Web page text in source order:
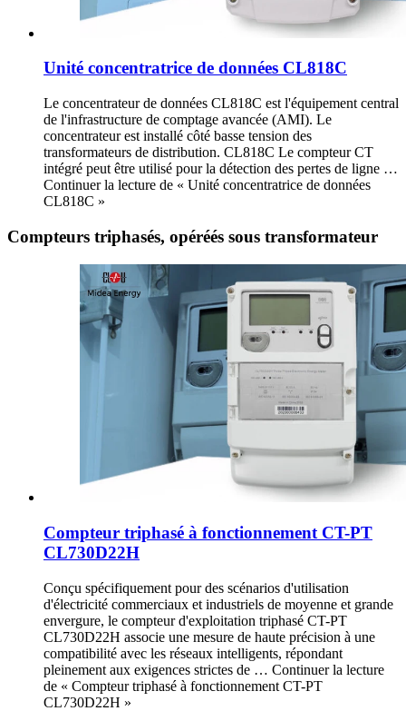
Unité concentratrice de données CL818C
Le concentrateur de données CL818C est l'équipement central
de l'infrastructure de comptage avancée (AMI). Le
concentrateur est installé côté basse tension des
transformateurs de distribution. CL818C Le compteur CT
intégré peut être utilisé pour la détection des pertes de ligne …
Continuer la lecture de « Unité concentratrice de données
CL818C »
Compteurs triphasés, opéréés sous transformateur
Compteur triphasé à fonctionnement CT-PT
CL730D22H
Conçu spécifiquement pour des scénarios d'utilisation
d'électricité commerciaux et industriels de moyenne et grande
envergure, le compteur d'exploitation triphasé CT-PT
CL730D22H associe une mesure de haute précision à une
compatibilité avec les réseaux intelligents, répondant
pleinement aux exigences strictes de … Continuer la lecture
de « Compteur triphasé à fonctionnement CT-PT
CL730D22H »